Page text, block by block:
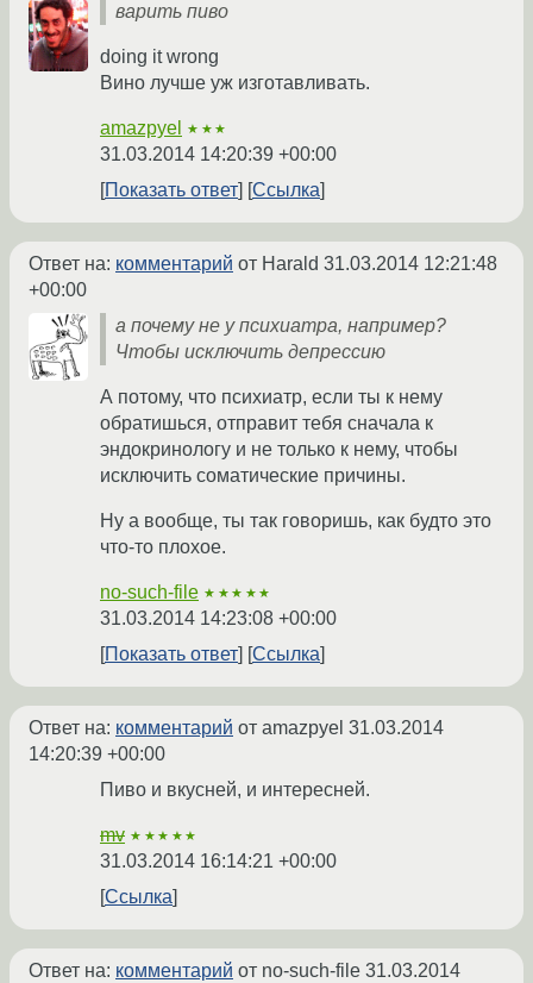
варить пиво
doing it wrong
Вино лучше уж изготавливать.
amazpyel ★★★
31.03.2014 14:20:39 +00:00
Показать ответ
Ссылка
Ответ на: комментарий от Harald 31.03.2014 12:21:48
+00:00
а почему не у психиатра, например?
Чтобы исключить депрессию
А потому, что психиатр, если ты к нему
обратишься, отправит тебя сначала к
эндокринологу и не только к нему, чтобы
исключить соматические причины.
Ну а вообще, ты так говоришь, как будто это
что-то плохое.
no-such-file ★★★★★
31.03.2014 14:23:08 +00:00
Показать ответ
Ссылка
Ответ на: комментарий от amazpyel 31.03.2014
14:20:39 +00:00
Пиво и вкусней, и интересней.
mv ★★★★★
31.03.2014 16:14:21 +00:00
Ссылка
Ответ на: комментарий от no-such-file 31.03.2014